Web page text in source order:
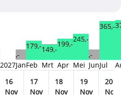
2027
,-
Jan
179,-
Feb
149,-
Mrt
199,-
Apr
245,-
Mei
,-
Jun
365,-
Jul
16
Nov
17
Nov
18
Nov
19
Nov
20
Nov